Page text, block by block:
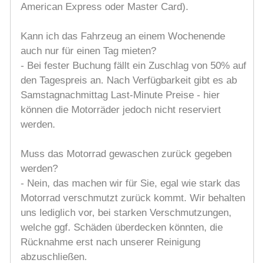
American Express oder Master Card).
Kann ich das Fahrzeug an einem Wochenende
auch nur für einen Tag mieten?
- Bei fester Buchung fällt ein Zuschlag von 50% auf
den Tagespreis an. Nach Verfügbarkeit gibt es ab
Samstagnachmittag Last-Minute Preise - hier
können die Motorräder jedoch nicht reserviert
werden.
Muss das Motorrad gewaschen zurück gegeben
werden?
- Nein, das machen wir für Sie, egal wie stark das
Motorrad verschmutzt zurück kommt. Wir behalten
uns lediglich vor, bei starken Verschmutzungen,
welche ggf. Schäden überdecken könnten, die
Rücknahme erst nach unserer Reinigung
abzuschließen.